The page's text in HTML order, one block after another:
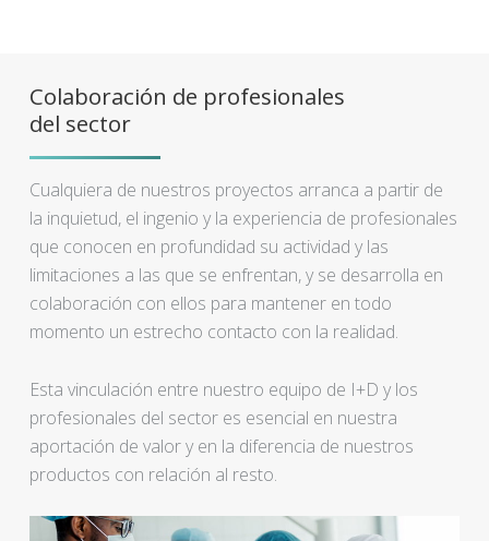
Colaboración de profesionales
del sector
Cualquiera de nuestros proyectos arranca a partir de
la inquietud, el ingenio y la experiencia de profesionales
que conocen en profundidad su actividad y las
limitaciones a las que se enfrentan, y se desarrolla en
colaboración con ellos para mantener en todo
momento un estrecho contacto con la realidad.
Esta vinculación entre nuestro equipo de I+D y los
profesionales del sector es esencial en nuestra
aportación de valor y en la diferencia de nuestros
productos con relación al resto.